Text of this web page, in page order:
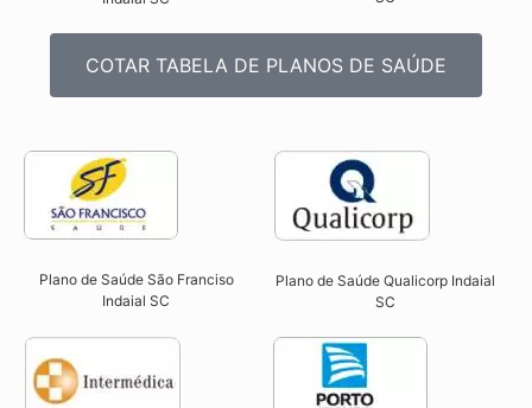
COTAR TABELA DE PLANOS DE SAÚDE
Plano de Saúde São Franciso
Indaial SC​
Plano de Saúde Qualicorp Indaial
SC​